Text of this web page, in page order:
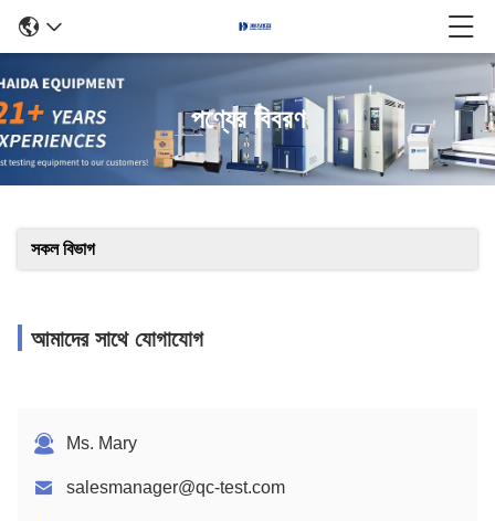
পণ্যের বিবরণ
সকল বিভাগ
আমাদের সাথে যোগাযোগ
Ms. Mary
salesmanager@qc-test.com